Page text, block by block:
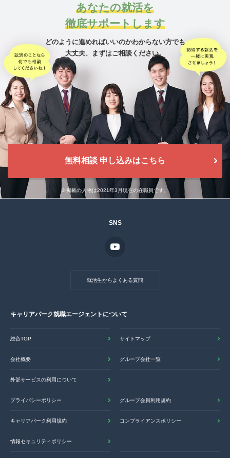
あなたの就活を
徹底サポートします
どのように進めればいいのかわからない方でも
大丈夫、
まずはご相談ください。
無料相談 申し込みはこちら
※掲載の人物は2021年3月現在の在職員です。
SNS
就活生からよくある質問
キャリアパーク就職エージェントについて
総合TOP サイトマップ
会社概要 グループ会社一覧
外部サービスの利用について
プライバシーポリシー グループ会員利用規約
キャリアパーク利用規約 コンプライアンスポリシー
情報セキュリティポリシー